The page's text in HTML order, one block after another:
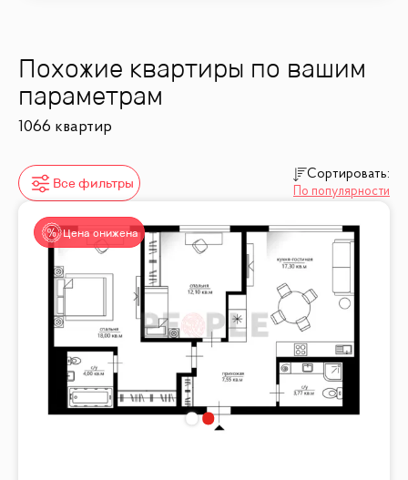
Похожие квартиры по вашим
параметрам
1066 квартир
Все фильтры
Сортировать:
По популярности
Цена снижена